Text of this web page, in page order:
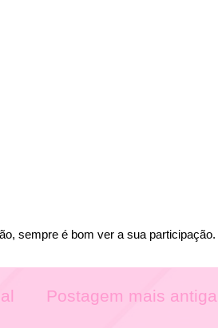
sempre é bom ver a sua participação.
Postagem mais antiga